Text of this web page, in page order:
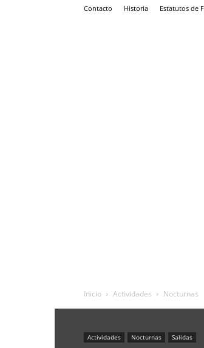
Contacto Historia Estatutos de
Inicio Actividades Nocturnas
Actividades Nocturnas Salidas